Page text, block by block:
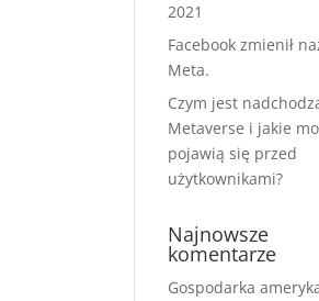
2021
Facebook zmienił
Meta.
Czym jest
Metaverse i jakie
pojawią się przed
użytkownikami?
Najnowsze
komentarze
Gospodarka